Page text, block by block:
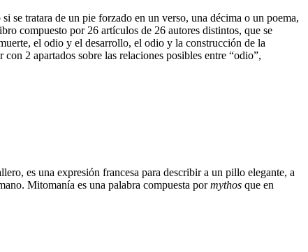
se tratara de un pie forzado en un verso, una décima o un poema,
compuesto por 26 artículos de 26 autores distintos, que se
el odio y el desarrollo, el odio y la construcción de la
2 apartados sobre las relaciones posibles entre “odio”,
es una expresión francesa para describir a un pillo elegante, a
Mitomanía es una palabra compuesta pormythos que en